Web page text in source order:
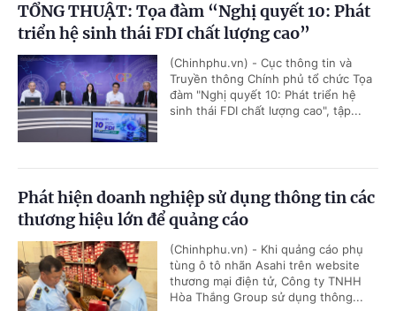
TỔNG THUẬT: Tọa đàm “Nghị quyết 10: Phát
triển hệ sinh thái FDI chất lượng cao”
(Chinhphu.vn) - Cục thông tin và
Truyền thông Chính phủ tổ chức Tọa
đàm "Nghị quyết 10: Phát triển hệ
sinh thái FDI chất lượng cao", tập...
Phát hiện doanh nghiệp sử dụng thông tin các
thương hiệu lớn để quảng cáo
(Chinhphu.vn) - Khi quảng cáo phụ
tùng ô tô nhãn Asahi trên website
thương mại điện tử, Công ty TNHH
Hòa Thắng Group sử dụng thông...